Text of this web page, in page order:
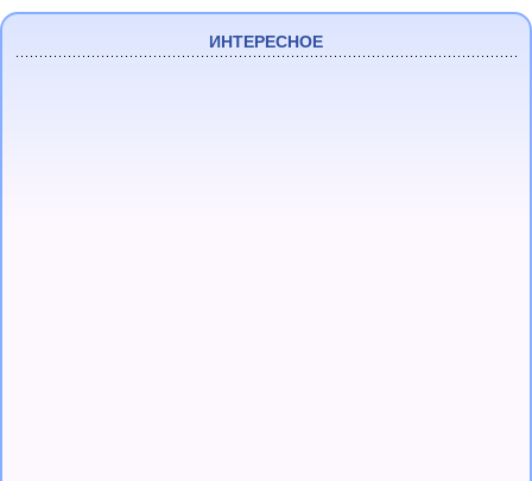
ИНТЕРЕСНОЕ